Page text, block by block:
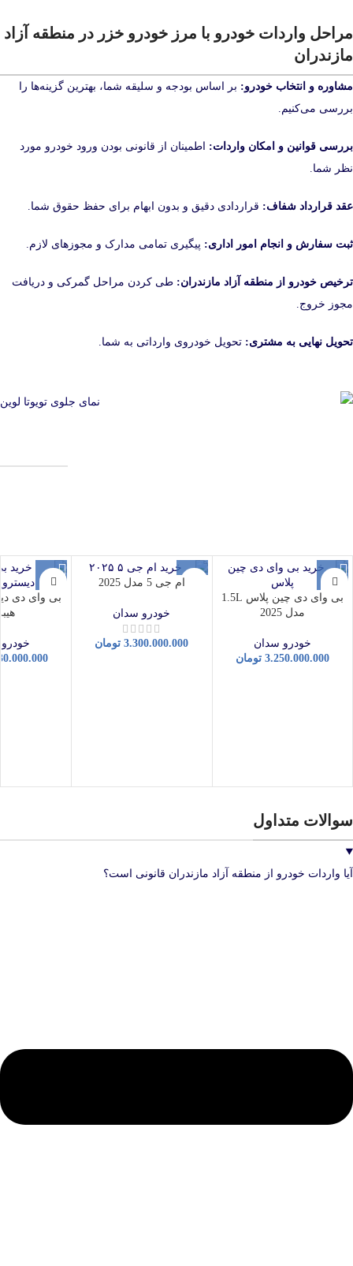
مراحل واردات خودرو با مرز خودرو خزر در منطقه آزاد
مازندران
مشاوره و انتخاب خودرو: بر اساس بودجه و سلیقه شما، بهترین گزینه‌ها را
بررسی می‌کنیم.
بررسی قوانین و امکان واردات: اطمینان از قانونی بودن ورود خودرو مورد
نظر شما.
عقد قرارداد شفاف: قراردادی دقیق و بدون ابهام برای حفظ حقوق شما.
ثبت سفارش و انجام امور اداری: پیگیری تمامی مدارک و مجوزهای لازم.
ترخیص خودرو از منطقه آزاد مازندران: طی کردن مراحل گمرکی و دریافت
مجوز خروج.
تحویل نهایی به مشتری: تحویل خودروی وارداتی به شما.
بی وای دی چین پلاس 1.5L
مدل 2025
خودرو سدان
3.250.000.000 تومان
ام جی 5 مدل 2025
خودرو سدان
3.300.000.000 تومان
سوالات متداول
آیا واردات خودرو از منطقه آزاد مازندران قانونی است؟